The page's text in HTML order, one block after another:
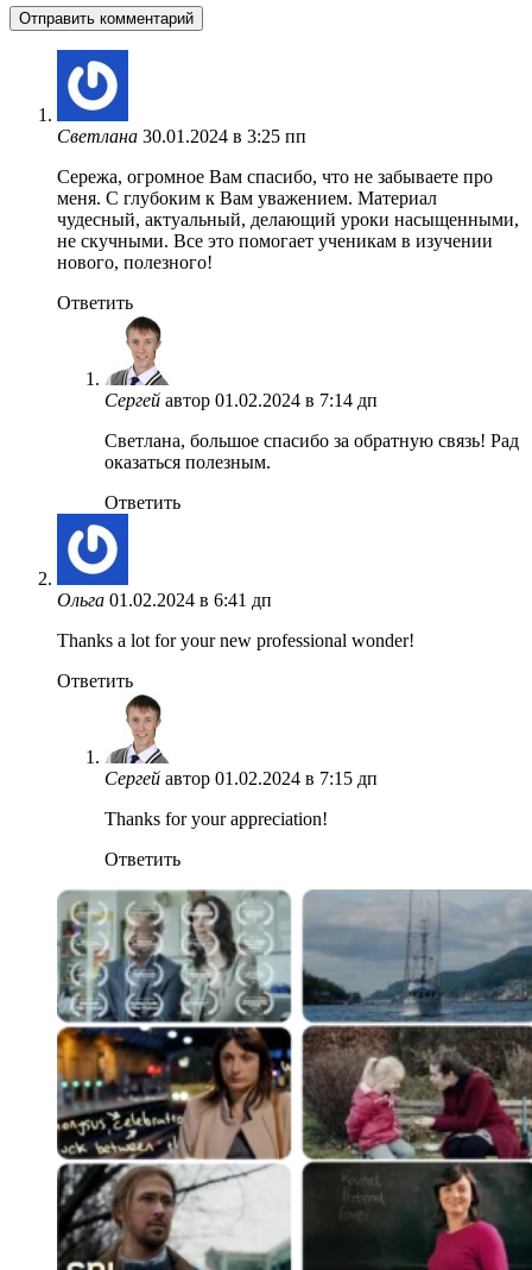
Светлана 30.01.2024 в 3:25 пп
Сережа, огромное Вам спасибо, что не забываете про
меня. С глубоким к Вам уважением. Материал
чудесный, актуальный, делающий уроки насыщенными,
не скучными. Все это помогает ученикам в изучении
нового, полезного!
Ответить
Сергей автор 01.02.2024 в 7:14 дп
Светлана, большое спасибо за обратную связь! Рад
оказаться полезным.
Ответить
Ольга 01.02.2024 в 6:41 дп
Thanks a lot for your new professional wonder!
Ответить
Сергей автор 01.02.2024 в 7:15 дп
Thanks for your appreciation!
Ответить